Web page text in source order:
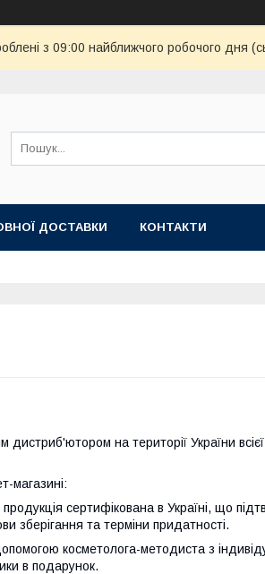
з 09:00 найближчого робочого дня
ДОСТАВКИ КОНТАКТИ
на території України
магазині:
продукція сертифікована в Україні, що
зберігання та терміни придатності.
косметолога-методиста з
в подарунок.